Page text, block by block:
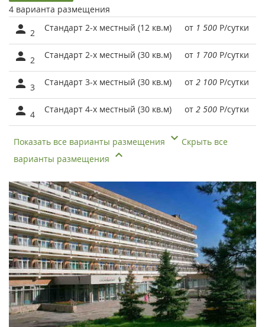
4 варианта размещения
2 Стандарт 2-х местный (12 кв.м) от 1 500 Р/сутки
2 Стандарт 2-х местный (30 кв.м) от 1 700 Р/сутки
3 Стандарт 3-х местный (30 кв.м) от 2 100 Р/сутки
4 Стандарт 4-х местный (30 кв.м) от 2 500 Р/сутки
Показать все варианты размещения
Скрыть все
варианты размещения